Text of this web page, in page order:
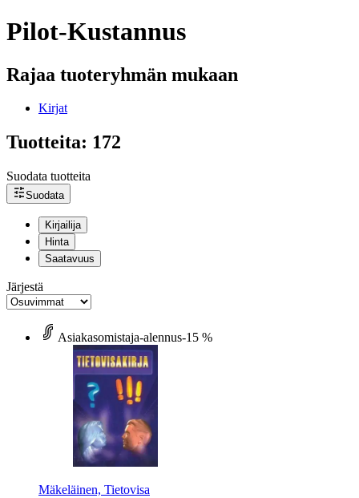
Pilot-Kustannus
Rajaa tuoteryhmän mukaan
Kirjat
Tuotteita: 172
Suodata tuotteita
Suodata
Kirjailija
Hinta
Saatavuus
Järjestä
Asiakasomistaja-alennus-15 %
Mäkeläinen, Tietovisa